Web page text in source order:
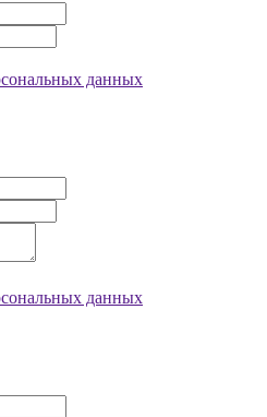
данных
данных